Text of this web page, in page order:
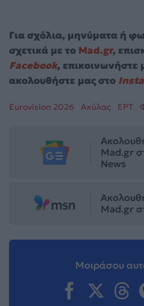
Για σχόλια, μηνύματα ή
σχετικά με το Mad.gr,
Facebook, επικοινωνήστε
ακολουθήστε μας στο
Eurovision 2026 Ακύλας ΕΡΤ
Mad.gr
News
Mad.gr
Μοιράσου